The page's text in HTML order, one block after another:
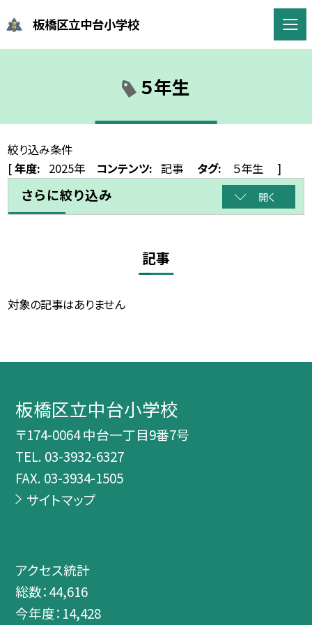
板橋区立中台小学校
５年生
絞り込み条件
[年度: 2025年 コンテンツ: 記事 タグ: ５年生 ]
さらに絞り込み 開く
記事
対象の記事はありません
板橋区立中台小学校
〒174-0064 中台一丁目9番7号
TEL. 03-3932-6327
FAX. 03-3934-1505
サイトマップ
アクセス統計
総数：44,616
今年度： 14,428